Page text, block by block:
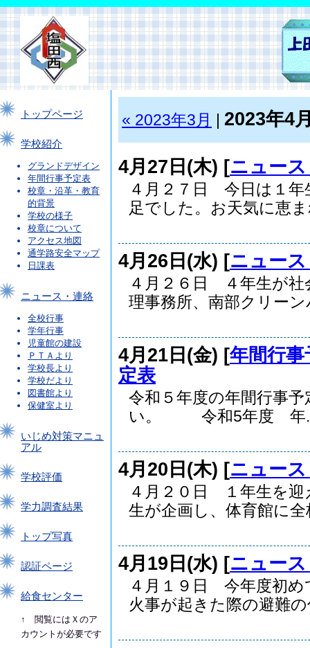
トップページ
学校紹介
グランドデザイン
年間行事予定表
校章・沿革・教育
的背景
学校の様子
校章について
アクセス地図
通学路安全マップ
日課表
ニュース・連絡
全校行事
学年行事
児童館の建設
ＰＴＡより
学校長より
学校だより
図書館より
保健室より
いじめ対策マニュ
アル
学校評価
学力調査結果
トップ写真
認証ページ
給食センター
↑ 閲覧にはＸのア
カウントが必要です
« 2023年3月 2023年4
4月27日(木) [ニュー
４月２７日 今日は１年
足でした。お天気に恵
4月26日(水) [ニュー
４月２６日 ４年生が社
理事務所、南部クリーン
4月21日(金) [年間行事
定表
令和５年度の年間行事
い。 令和5年度 年
4月20日(木) [ニュー
４月２０日 １年生を迎
生が企画し、体育館に全
4月19日(水) [ニュー
４月１９日 今年度初め
火事が起きた際の避難の